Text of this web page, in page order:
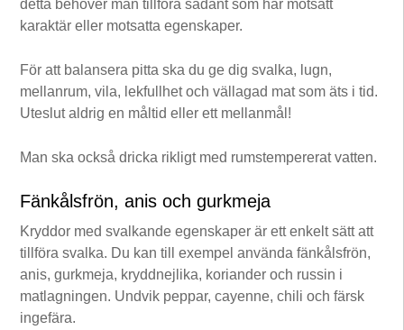
detta behöver man tillföra sådant som har motsatt
karaktär eller motsatta egenskaper.
För att balansera pitta ska du ge dig svalka, lugn,
mellanrum, vila, lekfullhet och vällagad mat som äts i tid.
Uteslut aldrig en måltid eller ett mellanmål!
Man ska också dricka rikligt med rumstempererat vatten.
Fänkålsfrön, anis och gurkmeja
Kryddor med svalkande egenskaper är ett enkelt sätt att
tillföra svalka. Du kan till exempel använda fänkålsfrön,
anis, gurkmeja, kryddnejlika, koriander och russin i
matlagningen. Undvik peppar, cayenne, chili och färsk
ingefära.